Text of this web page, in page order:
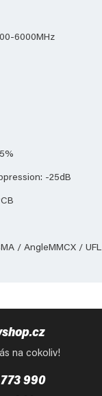
6000MHz
-25dB
/ AngleMMCX / UFL
na cokoliv!
990